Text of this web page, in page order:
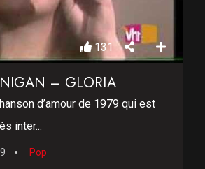
131
– GLORIA
d’amour de 1979 qui est
inter...
Pop